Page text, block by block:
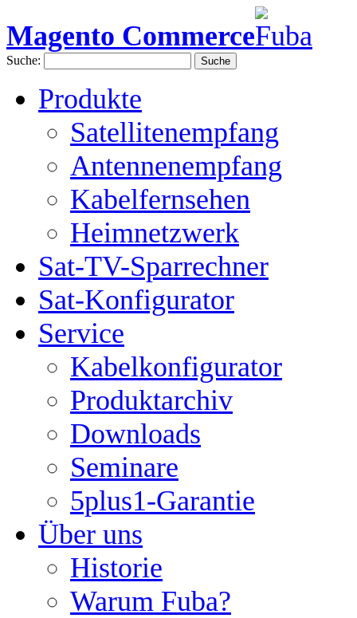
Magento Commerce
Suche: Suche
Produkte
Satellitenempfang
Antennenempfang
Kabelfernsehen
Heimnetzwerk
Sat-TV-Sparrechner
Sat-Konfigurator
Service
Kabelkonfigurator
Produktarchiv
Downloads
Seminare
5plus1-Garantie
Über uns
Historie
Warum Fuba?